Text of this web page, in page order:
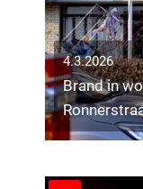
4.3.2026
Brand in
13
25.2.2026
Stil protest bij concert Jerusalem
Quartet in